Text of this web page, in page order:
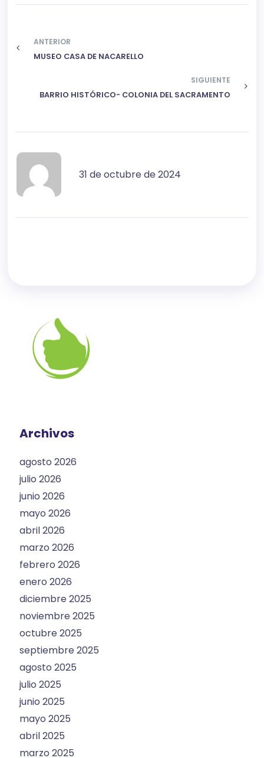
ANTERIOR
MUSEO CASA DE NACARELLO
SIGUIENTE
BARRIO HISTÓRICO- COLONIA DEL SACRAMENTO
31 de octubre de 2024
Archivos
agosto 2026
julio 2026
junio 2026
mayo 2026
abril 2026
marzo 2026
febrero 2026
enero 2026
diciembre 2025
noviembre 2025
octubre 2025
septiembre 2025
agosto 2025
julio 2025
junio 2025
mayo 2025
abril 2025
marzo 2025